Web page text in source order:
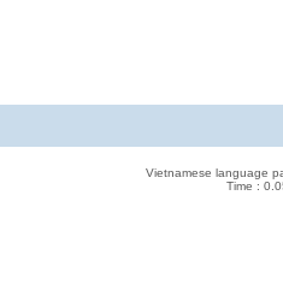
Vietnamese language
Time :